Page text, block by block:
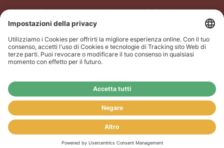
Riduzione dei costi, risparmio delle risorse.
Rivenditore:
nostro portale dei rivenditori
www.tonerhersteller.de
NOTIZIA